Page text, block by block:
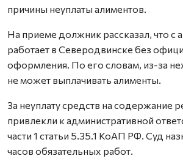
причины неуплаты алиментов.
На приеме должник рассказал, что с
работает в Северодвинске без
оформления. По его словам, из-за
не может выплачивать алименты.
За неуплату средств на содержание
привлекли к административной
части 1 статьи 5.35.1 КоАП РФ. Суд
часов обязательных работ.